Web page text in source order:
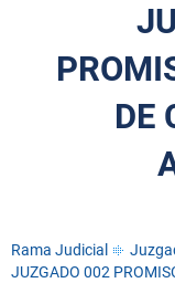
DE
Rama Judicial
JUZGADO 002